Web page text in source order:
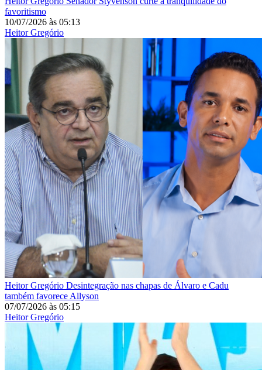
favoritismo
10/07/2026 às 05:13
Heitor Gregório
Heitor Gregório Desintegração nas chapas de Álvaro e Cadu
também favorece Allyson
07/07/2026 às 05:15
Heitor Gregório